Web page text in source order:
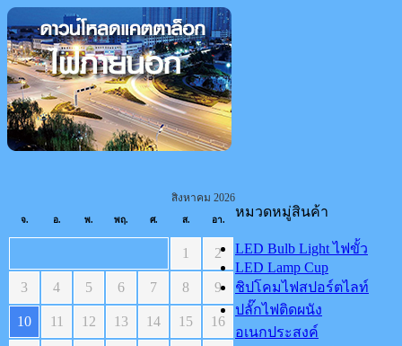
สิงหาคม 2026
จ. อ. พ. พฤ. ศ. ส. อา.
1 2
3 4 5 6 7 8 9
10 11 12 13 14 15 16
หมวดหมู่สินค้า
LED Bulb Light ไฟขั้ว
LED Lamp Cup
ชิปโคมไฟสปอร์ตไลท์
ปลั๊กไฟติดผนัง
อเนกประสงค์